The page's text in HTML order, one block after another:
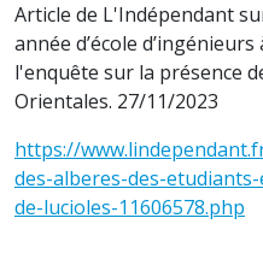
Article de L'Indépendant
année d’école
l'enquête sur la présence
Orientales. 27/11/2023
https://
des-alberes-des-
de-lucioles-11606578.php